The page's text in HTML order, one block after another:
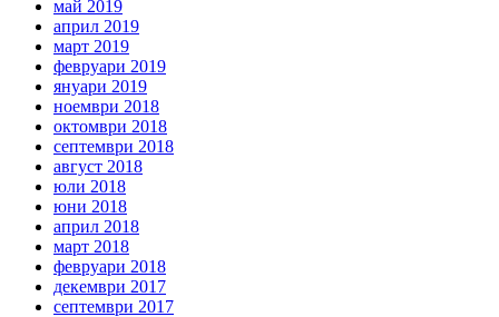
май 2019
април 2019
март 2019
февруари 2019
януари 2019
ноември 2018
октомври 2018
септември 2018
август 2018
юли 2018
юни 2018
април 2018
март 2018
февруари 2018
декември 2017
септември 2017